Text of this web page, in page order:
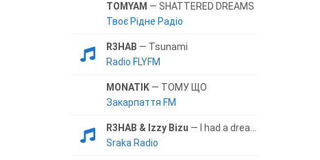
TOMYAM — SHATTERED DREAMS
Твоє Рідне Радіо
R3HAB — Tsunami
Radio FLYFM
MONATIK — ТОМУ ЩО
Закарпаття FM
R3HAB & Izzy Bizu — I had a dream
Sraka Radio